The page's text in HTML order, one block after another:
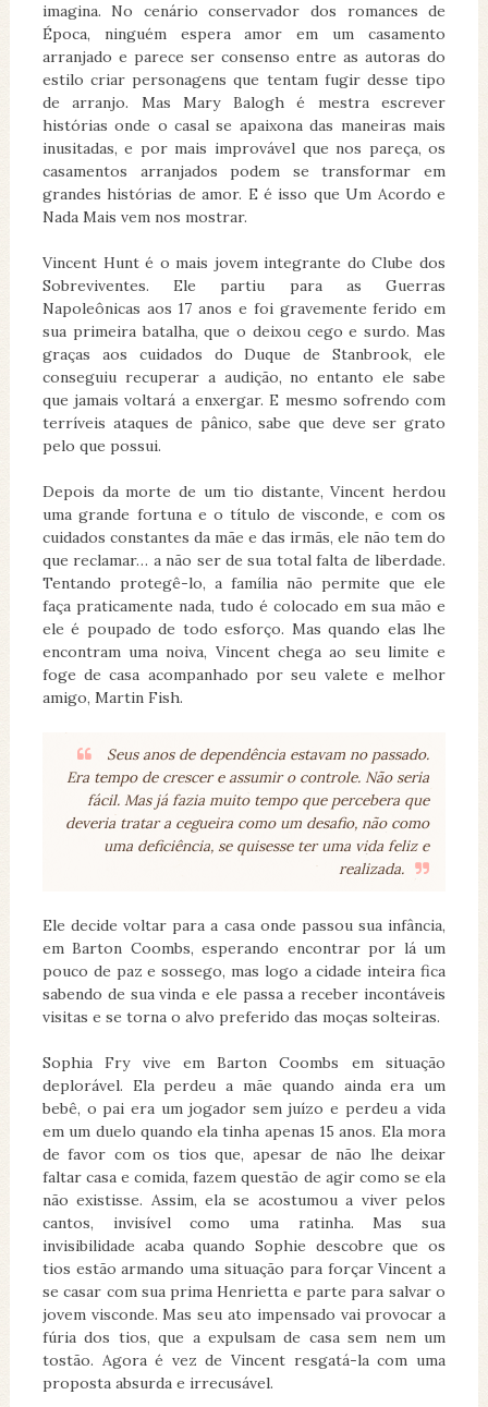
imagina. No cenário conservador dos romances de
Época, ninguém espera amor em um casamento
arranjado e parece ser consenso entre as autoras do
estilo criar personagens que tentam fugir desse tipo
de arranjo. Mas Mary Balogh é mestra escrever
histórias onde o casal se apaixona das maneiras mais
inusitadas, e por mais improvável que nos pareça, os
casamentos arranjados podem se transformar em
grandes histórias de amor. E é isso que Um Acordo e
Nada Mais vem nos mostrar.
Vincent Hunt é o mais jovem integrante do Clube dos
Sobreviventes. Ele partiu para as Guerras
Napoleônicas aos 17 anos e foi gravemente ferido em
sua primeira batalha, que o deixou cego e surdo. Mas
graças aos cuidados do Duque de Stanbrook, ele
conseguiu recuperar a audição, no entanto ele sabe
que jamais voltará a enxergar. E mesmo sofrendo com
terríveis ataques de pânico, sabe que deve ser grato
pelo que possui.
Depois da morte de um tio distante, Vincent herdou
uma grande fortuna e o título de visconde, e com os
cuidados constantes da mãe e das irmãs, ele não tem do
que reclamar… a não ser de sua total falta de liberdade.
Tentando protegê-lo, a família não permite que ele
faça praticamente nada, tudo é colocado em sua mão e
ele é poupado de todo esforço. Mas quando elas lhe
encontram uma noiva, Vincent chega ao seu limite e
foge de casa acompanhado por seu valete e melhor
amigo, Martin Fish.
Seus anos de dependência estavam no passado.
Era tempo de crescer e assumir o controle. Não seria
fácil. Mas já fazia muito tempo que percebera que
deveria tratar a cegueira como um desafio, não como
uma deficiência, se quisesse ter uma vida feliz e
realizada.
Ele decide voltar para a casa onde passou sua infância,
em Barton Coombs, esperando encontrar por lá um
pouco de paz e sossego, mas logo a cidade inteira fica
sabendo de sua vinda e ele passa a receber incontáveis
visitas e se torna o alvo preferido das moças solteiras.
Sophia Fry vive em Barton Coombs em situação
deplorável. Ela perdeu a mãe quando ainda era um
bebê, o pai era um jogador sem juízo e perdeu a vida
em um duelo quando ela tinha apenas 15 anos. Ela mora
de favor com os tios que, apesar de não lhe deixar
faltar casa e comida, fazem questão de agir como se ela
não existisse. Assim, ela se acostumou a viver pelos
cantos, invisível como uma ratinha. Mas sua
invisibilidade acaba quando Sophie descobre que os
tios estão armando uma situação para forçar Vincent a
se casar com sua prima Henrietta e parte para salvar o
jovem visconde. Mas seu ato impensado vai provocar a
fúria dos tios, que a expulsam de casa sem nem um
tostão. Agora é vez de Vincent resgatá-la com uma
proposta absurda e irrecusável.